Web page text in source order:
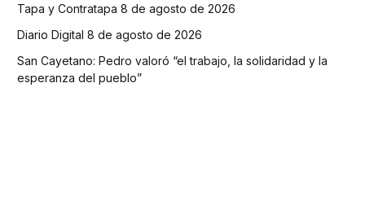
Tapa y Contratapa 8 de agosto de 2026
Diario Digital 8 de agosto de 2026
San Cayetano: Pedro valoró “el trabajo, la solidaridad y la
esperanza del pueblo”